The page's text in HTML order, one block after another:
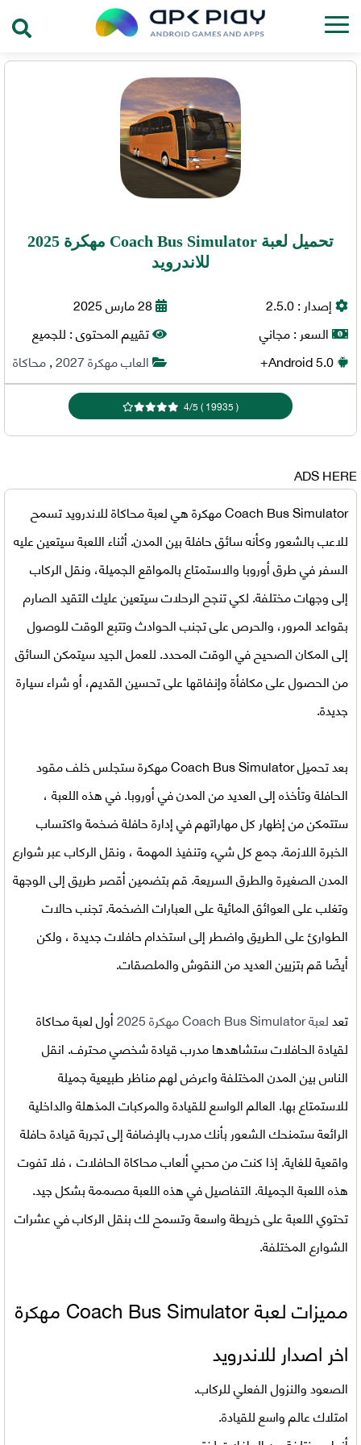
تحميل لعبة Coach Bus Simulator مهكرة 2025
للاندرويد
إصدار :2.5.0
السعر :مجاني
Android5.0+
28 مارس 2025
تقييم المحتوى :للجميع
العاب مهكرة 2027
,محاكاة
(
19935
)
4/5
ADS HERE
Coach Bus Simulator مهكرة
هي لعبة محاكاة للاندرويد تسمح
للاعب بالشعور وكأنه سائق حافلة بين المدن. أثناء اللعبة سيتعين عليه
السفر في طرق أوروبا والاستمتاع بالمواقع الجميلة، ونقل الركاب
إلى وجهات مختلفة. لكي تنجح الرحلات سيتعين عليك التقيد الصارم
بقواعد المرور، والحرص على تجنب الحوادث وتتبع الوقت للوصول
إلى المكان الصحيح في الوقت المحدد. للعمل الجيد سيتمكن السائق
من الحصول على مكافأة وإنفاقها على تحسين القديم، أو شراء سيارة
جديدة.
بعدتحميل Coach Bus Simulator مهكرة
ستجلس خلف مقود
الحافلة وتأخذه إلى العديد من المدن في أوروبا. في هذه اللعبة ،
ستتمكن من إظهار كل مهاراتهم في إدارة حافلة ضخمة واكتساب
الخبرة اللازمة. جمع كل شيء وتنفيذ المهمة ، ونقل الركاب عبر شوارع
المدن الصغيرة والطرق السريعة. قم بتضمين أقصر طريق إلى الوجهة
وتغلب على العوائق المائية على العبارات الضخمة. تجنب حالات
الطوارئ على الطريق واضطر إلى استخدام حافلات جديدة ، ولكن
أيضًا قم بتزيين العديد من النقوش والملصقات.
تعدلعبةCoach Bus Simulator مهكرة 2025
أول لعبة محاكاة
لقيادة الحافلات ستشاهدها مدرب قيادة شخصي محترف. انقل
الناس بين المدن المختلفة واعرض لهم مناظر طبيعية جميلة
للاستمتاع بها. العالم الواسع للقيادة والمركبات المذهلة والداخلية
الرائعة ستمنحك الشعور بأنك مدرب بالإضافة إلى تجربة قيادة حافلة
واقعية للغاية. إذا كنت من محبي ألعاب محاكاة الحافلات ، فلا تفوت
هذه اللعبة الجميلة. التفاصيل في هذه اللعبة مصممة بشكل جيد.
تحتوي اللعبة على خريطة واسعة وتسمح لك بنقل الركاب في عشرات
الشوارع المختلفة.
مميزات لعبة
Coach Bus Simulator مهكرة
اخر اصدار للاندرويد
الصعود والنزول الفعلي للركاب.
امتلاك عالم واسع للقيادة.